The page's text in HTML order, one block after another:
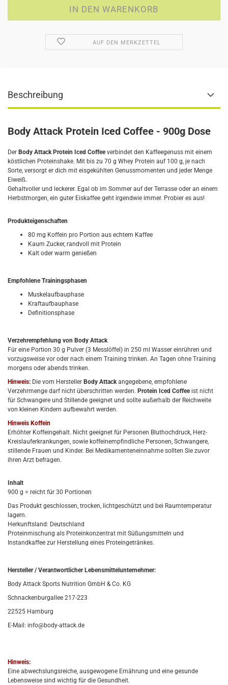
AUF DEN MERKZETTEL
Beschreibung
Body Attack Protein Iced Coffee - 900g Dose
Der Body Attack Protein Iced Coffeeverbindet den Kaffeegenuss mit einem
köstlichen Proteinshake. Mit bis zu 70 g Whey Protein auf 100 g, je nach
Sorte, versorgt er dich mit eisgekühlten Genussmomenten und jeder Menge
Eiweiß.
Gehaltvoller und leckerer. Egal ob im Sommer auf der Terrasse oder an einem
Herbstmorgen, ein guter Eiskaffee geht irgendwie immer. Probier es aus!
Produkteigenschaften
80 mg Koffein pro Portion aus echtem Kaffee
Kaum Zucker, randvoll mit Protein
Kalt oder warm genießen
Empfohlene Trainingsphasen
Muskelaufbauphase
Kraftaufbauphase
Definitionsphase
Verzehrempfehlung von Body Attack
Für eine Portion 30 g Pulver (3 Messlöffel) in 250 ml Wasser einrühren und
vorzugsweise vor oder nach einem Training trinken. An Tagen ohne Training
morgens oder abends trinken.
Hinweis: Die vom Hersteller Body Attackangegebene, empfohlene
Verzehrmenge darf nicht überschritten werden. Protein Iced Coffeeist nicht
für Schwangere und Stillende geeignet und sollte außerhalb der Reichweite
von kleinen Kindern aufbewahrt werden.
Hinweis Koffein
Erhöhter Koffeingehalt. Nicht geeignet für Personen Bluthochdruck, Herz-
Kreislauferkrankungen, sowie koffeinempfindliche Personen, Schwangere,
stillende Frauen und Kinder. Bei Medikamenteneinnahme sollten Sie zuvor
ihren Arzt befragen.
Inhalt
900 g = reicht für 30 Portionen
Das Produkt geschlossen, trocken, lichtgeschützt und bei Raumtemperatur
lagern.
Herkunftsland: Deutschland
Proteinmischung als Proteinkonzentrat mit Süßungsmitteln und
Instandkaffee zur Herstellung eines Proteingetränkes.
Hersteller / Verantwortlicher Lebensmittelunternehmer:
Body Attack Sports Nutrition GmbH & Co. KG
Schnackenburgallee 217-223
22525 Hamburg
E-Mail: info@body-attack.de
Hinweis:
Eine abwechslungsreiche, ausgewogene Ernährung und eine gesunde
Lebensweise sind wichtig für die Gesundheit.